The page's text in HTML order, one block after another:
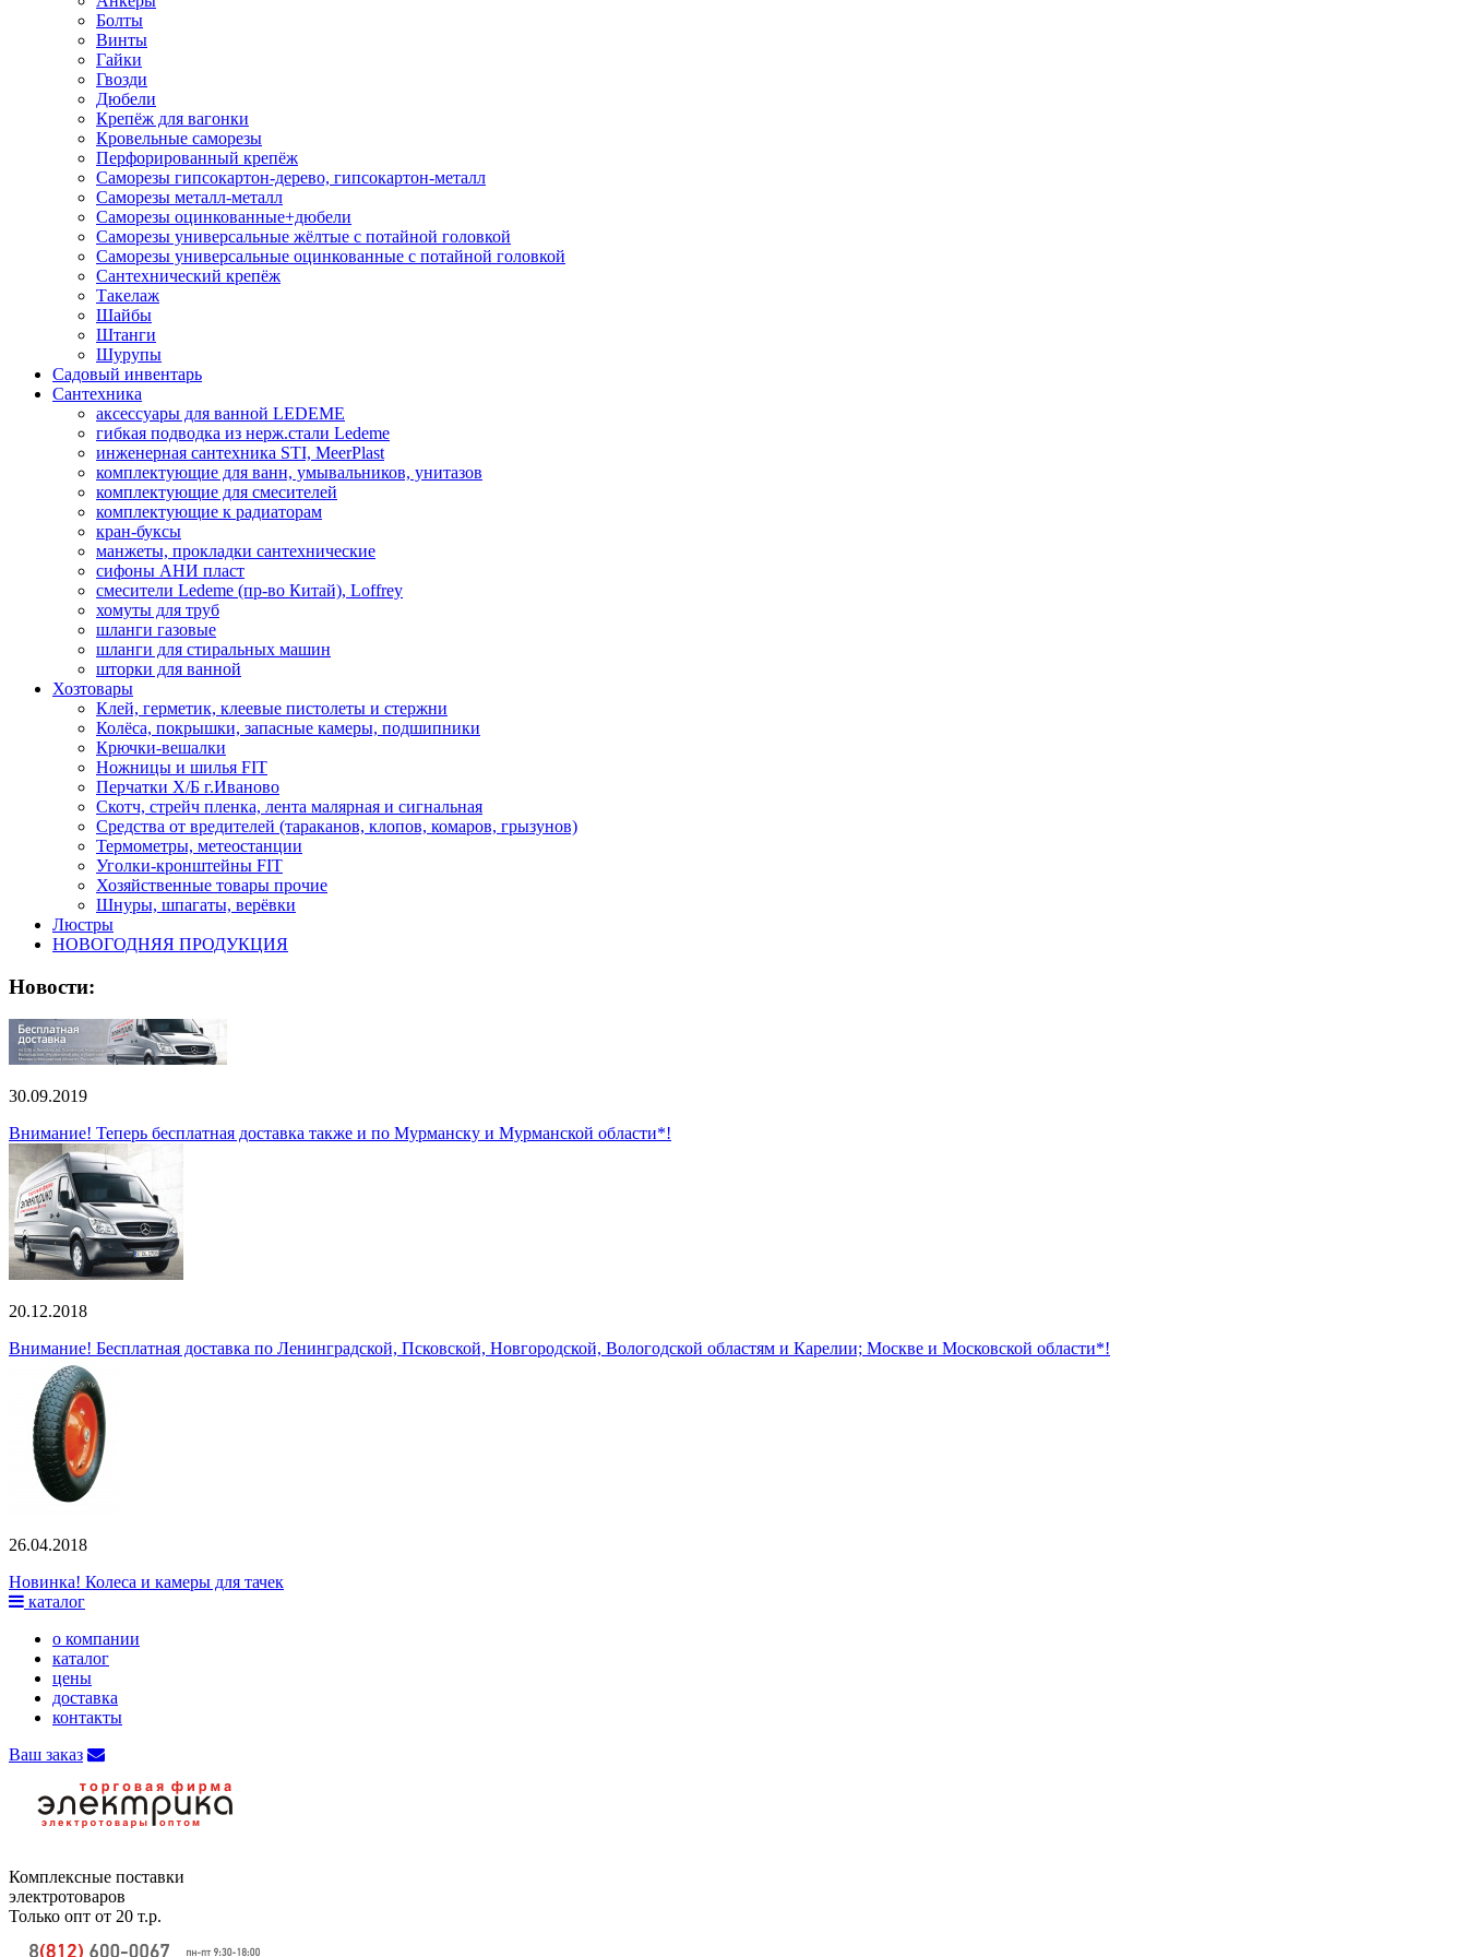
Болты
Винты
Гайки
Гвозди
Дюбели
Крепёж для вагонки
Кровельные саморезы
Перфорированный крепёж
Саморезы гипсокартон-дерево, гипсокартон-металл
Саморезы металл-металл
Саморезы оцинкованные+дюбели
Саморезы универсальные жёлтые с потайной головкой
Саморезы универсальные оцинкованные с потайной головкой
Сантехнический крепёж
Такелаж
Шайбы
Штанги
Шурупы
Садовый инвентарь
Сантехника
аксессуары для ванной LEDEME
гибкая подводка из нерж.стали Ledeme
инженерная сантехника STI, MeerPlast
комплектующие для ванн, умывальников, унитазов
комплектующие для смесителей
комплектующие к радиаторам
кран-буксы
манжеты, прокладки сантехнические
сифоны АНИ пласт
смесители Ledeme (пр-во Китай), Loffrey
хомуты для труб
шланги газовые
шланги для стиральных машин
шторки для ванной
Хозтовары
Клей, герметик, клеевые пистолеты и стержни
Колёса, покрышки, запасные камеры, подшипники
Крючки-вешалки
Ножницы и шилья FIT
Перчатки Х/Б г.Иваново
Скотч, стрейч пленка, лента малярная и сигнальная
Средства от вредителей (тараканов, клопов, комаров, грызунов)
Термометры, метеостанции
Уголки-кронштейны FIT
Хозяйственные товары прочие
Шнуры, шпагаты, верёвки
Люстры
НОВОГОДНЯЯ ПРОДУКЦИЯ
Новости:
30.09.2019
Внимание! Теперь бесплатная доставка также и по Мурманску и Мурманской области*!
20.12.2018
Внимание! Бесплатная доставка по Ленинградской, Псковской, Новгородской, Вологодской областям и Карелии; Москве и Московской области*!
26.04.2018
Новинка! Колеса и камеры для тачек
каталог
о компании
каталог
цены
доставка
контакты
Ваш заказ
Комплексные поставки
электротоваров
Только опт от 20 т.р.